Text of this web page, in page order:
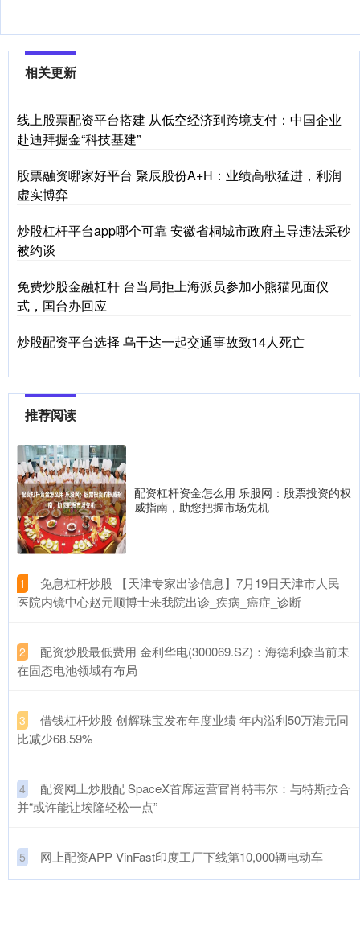
相关更新
线上股票配资平台搭建 从低空经济到跨境支付：中国企业
赴迪拜掘金“科技基建”
股票融资哪家好平台 聚辰股份A+H：业绩高歌猛进，利润
虚实博弈
炒股杠杆平台app哪个可靠 安徽省桐城市政府主导违法采砂
被约谈
免费炒股金融杠杆 台当局拒上海派员参加小熊猫见面仪
式，国台办回应
炒股配资平台选择 乌干达一起交通事故致14人死亡
推荐阅读
配资杠杆资金怎么用 乐股网：股票投资的权
威指南，助您把握市场先机
1
​免息杠杆炒股 【天津专家出诊信息】7月19日天津市人民
医院内镜中心赵元顺博士来我院出诊_疾病_癌症_诊断
2
​配资炒股最低费用 金利华电(300069.SZ)：海德利森当前未
在固态电池领域有布局
3
​借钱杠杆炒股 创辉珠宝发布年度业绩 年内溢利50万港元同
比减少68.59%
4
​配资网上炒股配 SpaceX首席运营官肖特韦尔：与特斯拉合
并“或许能让埃隆轻松一点”
5 ​网上配资APP VinFast印度工厂下线第10,000辆电动车